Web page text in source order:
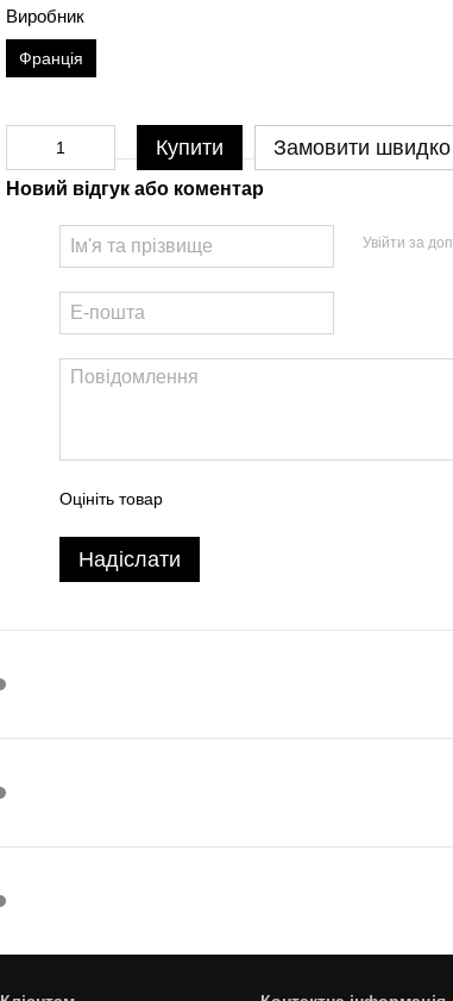
Виробник
Франція
Купити Замовити швидко
Новий відгук або коментар
Увійти за
Оцініть товар
Надіслати